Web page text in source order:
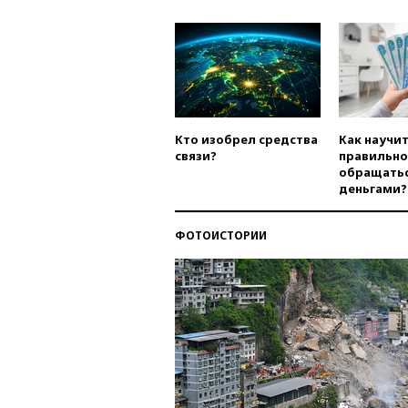
Кто изобрел средства
связи?
Как
правильно
деньгами?
ФОТОИСТОРИИ